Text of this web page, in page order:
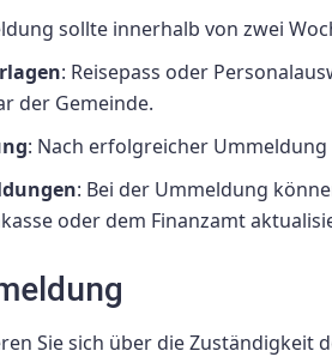
sollte innerhalb von zwei
: Reisepass oder
der Gemeinde.
: Nach erfolgreicher
: Bei der Ummeldung
oder dem Finanzamt
Sie sich über die Zuständigkeit